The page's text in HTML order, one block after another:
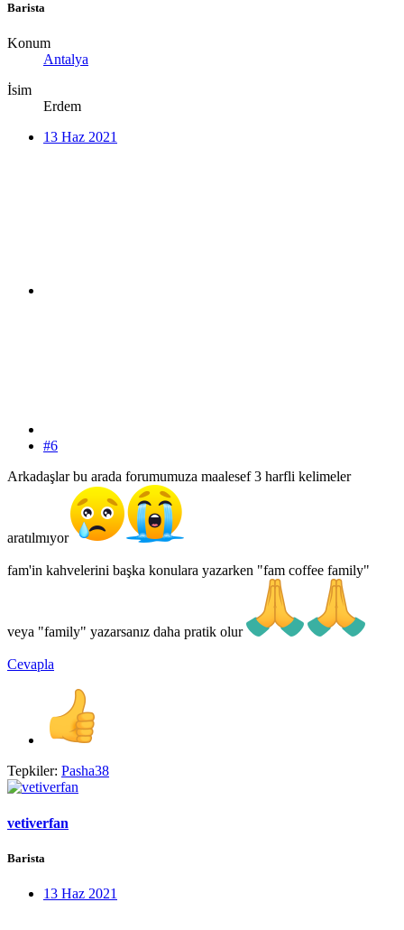
Barista
Konum
Antalya
İsim
Erdem
13 Haz 2021
#6
Arkadaşlar bu arada forumumuza maalesef 3 harfli kelimeler
aratılmıyor
fam'in kahvelerini başka konulara yazarken "fam coffee family"
veya "family" yazarsanız daha pratik olur
Cevapla
Tepkiler: Pasha38
vetiverfan
Barista
13 Haz 2021